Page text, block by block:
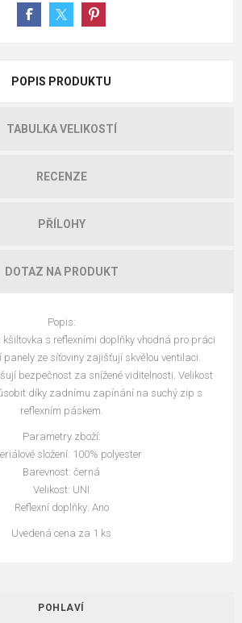
POPIS PRODUKTU
TABULKA VELIKOSTÍ
RECENZE
PŘÍLOHY
DOTAZ NA PRODUKT
Popis:
s reflexními doplňky vhodná pro práci
ze síťoviny zajišťují skvělou ventilaci.
bezpečnost za snížené viditelnosti. Velikost
díky zadnímu zapínání na suchý zip s
reflexním páskem.
Parametry zboží:
složení: 100% polyester
Barevnost: černá
Velikost: UNI
Reflexní doplňky: Ano
Uvedená cena za 1 ks
POHLAVÍ